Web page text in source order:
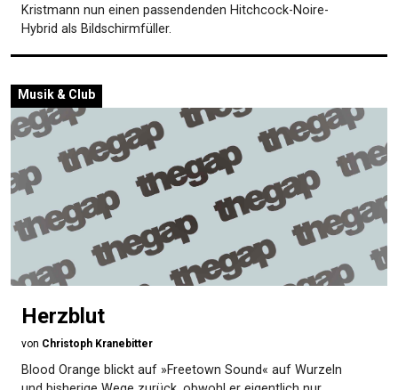
Kristmann nun einen passendenden Hitchcock-Noire-
Hybrid als Bildschirmfüller.
Musik & Club
Herzblut
von Christoph Kranebitter
Blood Orange blickt auf »Freetown Sound« auf Wurzeln